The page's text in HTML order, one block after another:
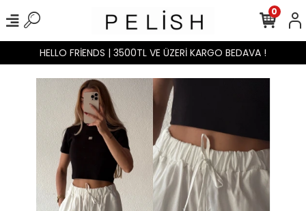
HELLO FRİENDS | 3500TL VE ÜZERİ KARGO BEDAVA !
0